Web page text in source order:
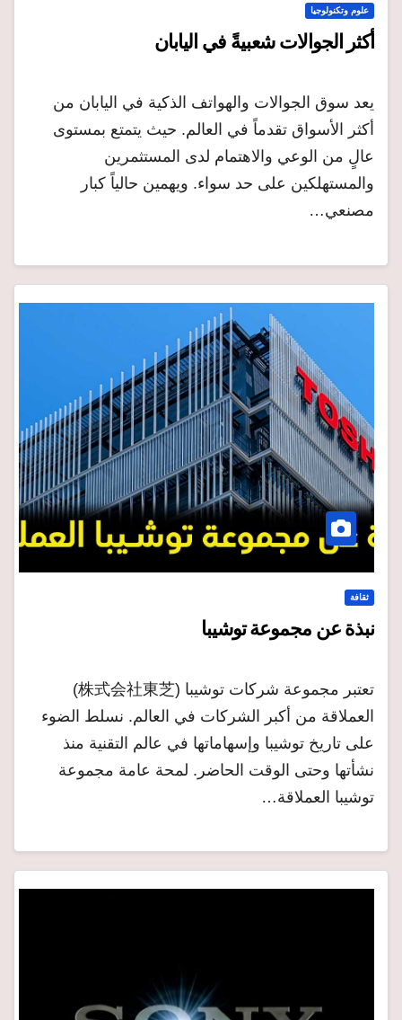
علوم وتكنولوجيا
أكثر الجوالات شعبيةً في اليابان
يعد سوق الجوالات والهواتف الذكية في اليابان من
أكثر الأسواق تقدماً في العالم. حيث يتمتع بمستوى
عالٍ من الوعي والاهتمام لدى المستثمرين
والمستهلكين على حد سواء. ويهمين حالياً كبار
مصنعي…
ثقافة
نبذة عن مجموعة توشيبا
تعتبر مجموعة شركات توشيبا (株式会社東芝)
العملاقة من أكبر الشركات في العالم. نسلط الضوء
على تاريخ توشيبا وإسهاماتها في عالم التقنية منذ
نشأتها وحتى الوقت الحاضر. لمحة عامة مجموعة
توشيبا العملاقة…